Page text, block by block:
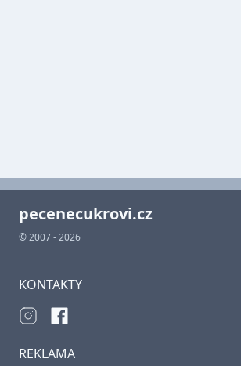
pecenecukrovi.cz
© 2007 - 2026
KONTAKTY
REKLAMA